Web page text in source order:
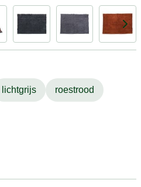
lichtgrijs roestrood